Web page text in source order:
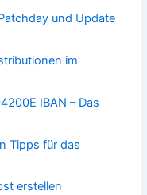
und Update
im
IBAN – Das
Tipps für das
erstellen